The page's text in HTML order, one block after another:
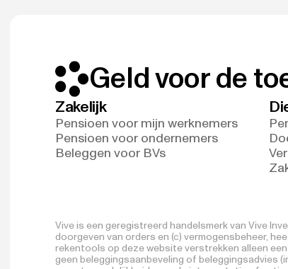
Geld voor de
Zakelijk
Pensioen voor mijn werknemers
Pensioen voor ondernemers
Beleggen voor BVs
Vive is een geregistreerd handelsmerk van Vive
doorgeven van orders en (c) vermogensbeheer,
rekentools op deze website verstrekken alleen
geen beleggingsaanbeveling of beleggingsadvies